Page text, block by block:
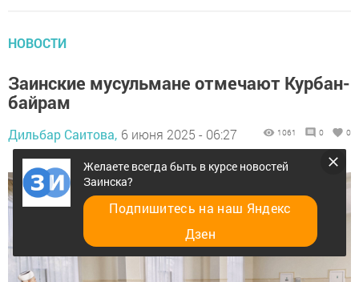
НОВОСТИ
Заинские мусульмане отмечают Курбан-
байрам
Дильбар Саитова, 6 июня 2025 - 06:27 1061 0 0
Желаете всегда быть в курсе новостей
Заинска?
Подпишитесь на наш Яндекс
Дзен